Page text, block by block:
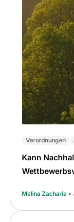
Verordnungen
Kann
Melina Zacharia •